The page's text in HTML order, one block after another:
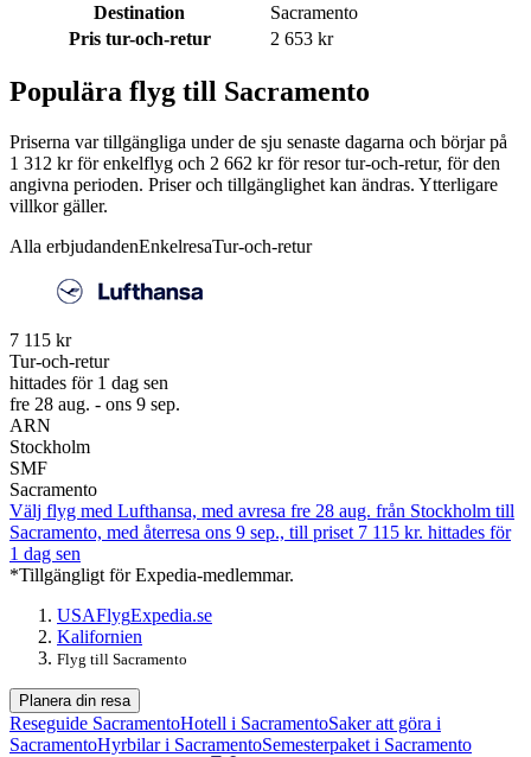
Destination
Sacramento
Pris tur-och-retur
2 653 kr
Populära flyg till Sacramento
Priserna var tillgängliga under de sju senaste dagarna och börjar på
1 312 kr för enkelflyg och 2 662 kr för resor tur-och-retur, för den
angivna perioden. Priser och tillgänglighet kan ändras. Ytterligare
villkor gäller.
Alla erbjudandenEnkelresaTur-och-retur
7 115 kr
Tur-och-retur
hittades för 1 dag sen
fre 28 aug. - ons 9 sep.
ARN
Stockholm
SMF
Sacramento
Välj flyg med Lufthansa, med avresa fre 28 aug. från Stockholm till
Sacramento, med återresa ons 9 sep., till priset 7 115 kr. hittades för
1 dag sen
*Tillgängligt för Expedia-medlemmar.
USAFlygExpedia.se
Kalifornien
Flyg till Sacramento
Planera din resa
Reseguide SacramentoHotell i SacramentoSaker att göra i
SacramentoHyrbilar i SacramentoSemesterpaket i Sacramento